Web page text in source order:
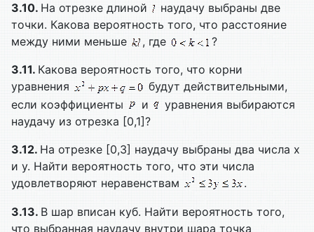
3.10. На отрезке длиной
наудачу выбраны две
точки. Какова вероятность того, что расстояние
между ними меньше
, где
?
3.11. Какова вероятность того, что корни
уравнения
будут действительными,
если коэффициенты
и
уравнения выбираются
наудачу из отрезка [0,1]?
3.12. На отрезке [0,3] наудачу выбраны два числа x
и y. Найти вероятность того, что эти числа
удовлетворяют неравенствам
.
3.13. В шар вписан куб. Найти вероятность того,
что выбранная наудачу внутри шара точка